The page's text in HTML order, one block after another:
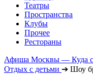
Театры
Пространства
Клубы
Прочее
Рестораны
Афиша Москвы — Куда
Отдых с детьми ➔ Шоу